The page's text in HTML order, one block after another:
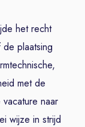
het recht
plaatsing
met de
naar
wijze in strijd